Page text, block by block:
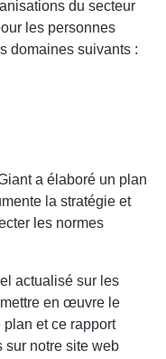
du secteur
les personnes
domaines suivants :
a élaboré un plan
la stratégie et
les normes
actualisé sur les
en œuvre le
et ce rapport
sur notre site web